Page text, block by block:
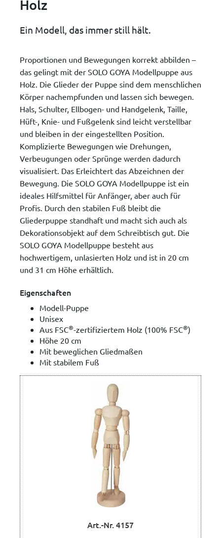
Holz
Ein Modell, das immer still hält.
Proportionen und Bewegungen korrekt abbilden –
das gelingt mit der SOLO GOYA Modellpuppe aus
Holz. Die Glieder der Puppe sind dem menschlichen
Körper nachempfunden und lassen sich bewegen.
Hals, Schulter, Ellbogen- und Handgelenk, Taille,
Hüft-, Knie- und Fußgelenk sind leicht verstellbar
und bleiben in der eingestellten Position.
Komplizierte Bewegungen wie Drehungen,
Verbeugungen oder Sprünge werden dadurch
visualisiert. Das Erleichtert das Abzeichnen der
Bewegung. Die SOLO GOYA Modellpuppe ist ein
ideales Hilfsmittel für Anfänger, aber auch für
Profis. Durch den stabilen Fuß bleibt die
Gliederpuppe standhaft und macht sich auch als
Dekorationsobjekt auf dem Schreibtisch gut. Die
SOLO GOYA Modellpuppe besteht aus
hochwertigem, unlasierten Holz und ist in 20 cm
und 31 cm Höhe erhältlich.
Eigenschaften
Modell-Puppe
Unisex
Aus FSC®-zertifiziertem Holz (100% FSC®)
Höhe 20 cm
Mit beweglichen Gliedmaßen
Mit stabilem Fuß
Art.-Nr. 4157